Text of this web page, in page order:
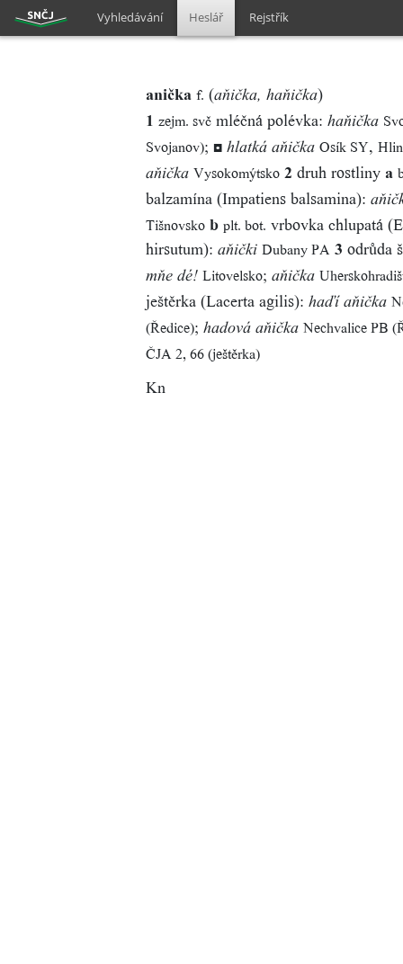
Vyhledávání Heslář Rejstřík
anička f. (aňička, haňička)
1 zejm. svč mléčná polévka: haňička
Svojanov); ◘ hlatká aňička Osík SY,
aňička Vysokomýtsko 2 druh rostliny a
balzamína (Impatiens balsamina):
Tišnovsko b plt. bot. vrbovka chlupatá
hirsutum): aňički Dubany PA 3 odrůda
mňe dé! Litovelsko; aňička
ještěrka (Lacerta agilis): haďí aňička
(Ředice); hadová aňička Nechvalice PB
ČJA 2, 66 (ještěrka)
Kn